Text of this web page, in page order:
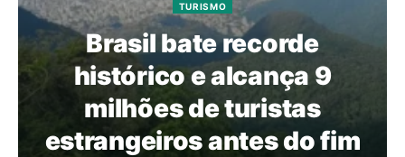
TURISMO
Brasil bate recorde
histórico e alcança 9
milhões de turistas
estrangeiros antes do fim